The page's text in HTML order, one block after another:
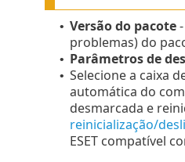
• Versão do pacote-
problemas) do
• Parâmetros de
• Selecione a caixa
automática do
desmarcada e
reinicialização/
ESET compatível